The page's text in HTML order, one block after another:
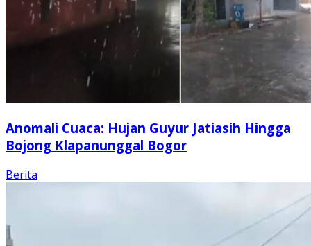
Anomali Cuaca: Hujan Guyur Jatiasih Hingga
Bojong Klapanunggal Bogor
Berita